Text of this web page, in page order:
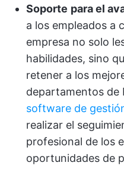
Soporte para el
a los empleados a
empresa no solo
habilidades, sino
retener a los
departamentos de
software de
realizar el
profesional de los
oportunidades de